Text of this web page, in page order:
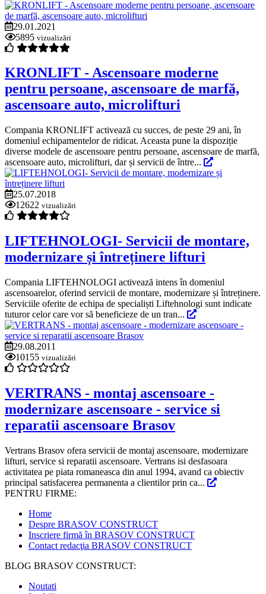
29.01.2021
5895 vizualizări
KRONLIFT - Ascensoare moderne
pentru persoane, ascensoare de marfă,
ascensoare auto, microlifturi
Compania KRONLIFT activează cu succes, de peste 29 ani, în
domeniul echipamentelor de ridicat. Aceasta pune la dispoziție
diverse modele de ascensoare pentru persoane, ascensoare de marfă,
ascensoare auto, microlifturi, dar și servicii de între...
25.07.2018
12622 vizualizări
LIFTEHNOLOGI- Servicii de montare,
modernizare și întreținere lifturi
Compania LIFTEHNOLOGI activează intens în domeniul
ascensoarelor, oferind servicii de montare, modernizare și întreținere.
Serviciile oferite de echipa de specialiști Liftehnologi sunt indicate
tuturor celor care vor să beneficieze de un tran...
29.08.2011
10155 vizualizări
VERTRANS - montaj ascensoare -
modernizare ascensoare - service si
reparatii ascensoare Brasov
Vertrans Brasov ofera servicii de montaj ascensoare, modernizare
lifturi, service si reparatii ascensoare. Vertrans isi desfasoara
activitatea pe piata romaneasca din anul 1994, avand ca obiectiv
principal satisfacerea permanenta a clientilor prin ca...
PENTRU FIRME:
Home
Despre BRASOV CONSTRUCT
Inscriere firmă în BRASOV CONSTRUCT
Contact redacţia BRASOV CONSTRUCT
BLOG BRASOV CONSTRUCT:
Noutati